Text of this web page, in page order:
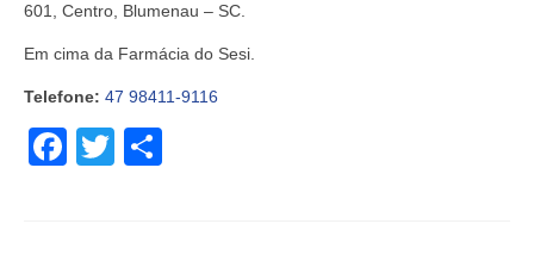
601, Centro, Blumenau – SC.
Em cima da Farmácia do Sesi.
Telefone: 47 98411-9116
Facebook
Twitter